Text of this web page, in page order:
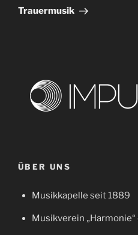
Beitrag
Trauermusik
ÜBER UNS
Musikkapelle seit 1889
Musikverein „Harmonie“